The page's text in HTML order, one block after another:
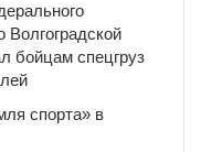
Волгоградской
бойцам спецгруз
спорта» в